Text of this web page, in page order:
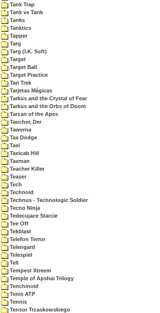
Tank Trap
Tank vs Tank
Tanks
Tanktics
Tapper
Targ
Targ (I.K. Soft)
Target
Target Ball
Target Practice
Tari Trek
Tarjetas Mágicas
Tarkus and the Crystal of Fear
Tarkus and the Orbs of Doom
Tarzan of the Apes
Taucher, Der
Tawerna
Tax Dodge
Taxi
Taxicab Hill
Taxman
Teacher Killer
Teaser
Tech
Technoid
Technus - Technologic Soldier
Tecno Ninja
Tedecujace Starcie
Tee Off
Tekblast
Telefon Terror
Telengard
Telespiel
Tell
Tempest Xtreem
Temple of Apshai Trilogy
Tenchinoid
Tenis ATP
Tennis
Tensor Trzaskowskiego